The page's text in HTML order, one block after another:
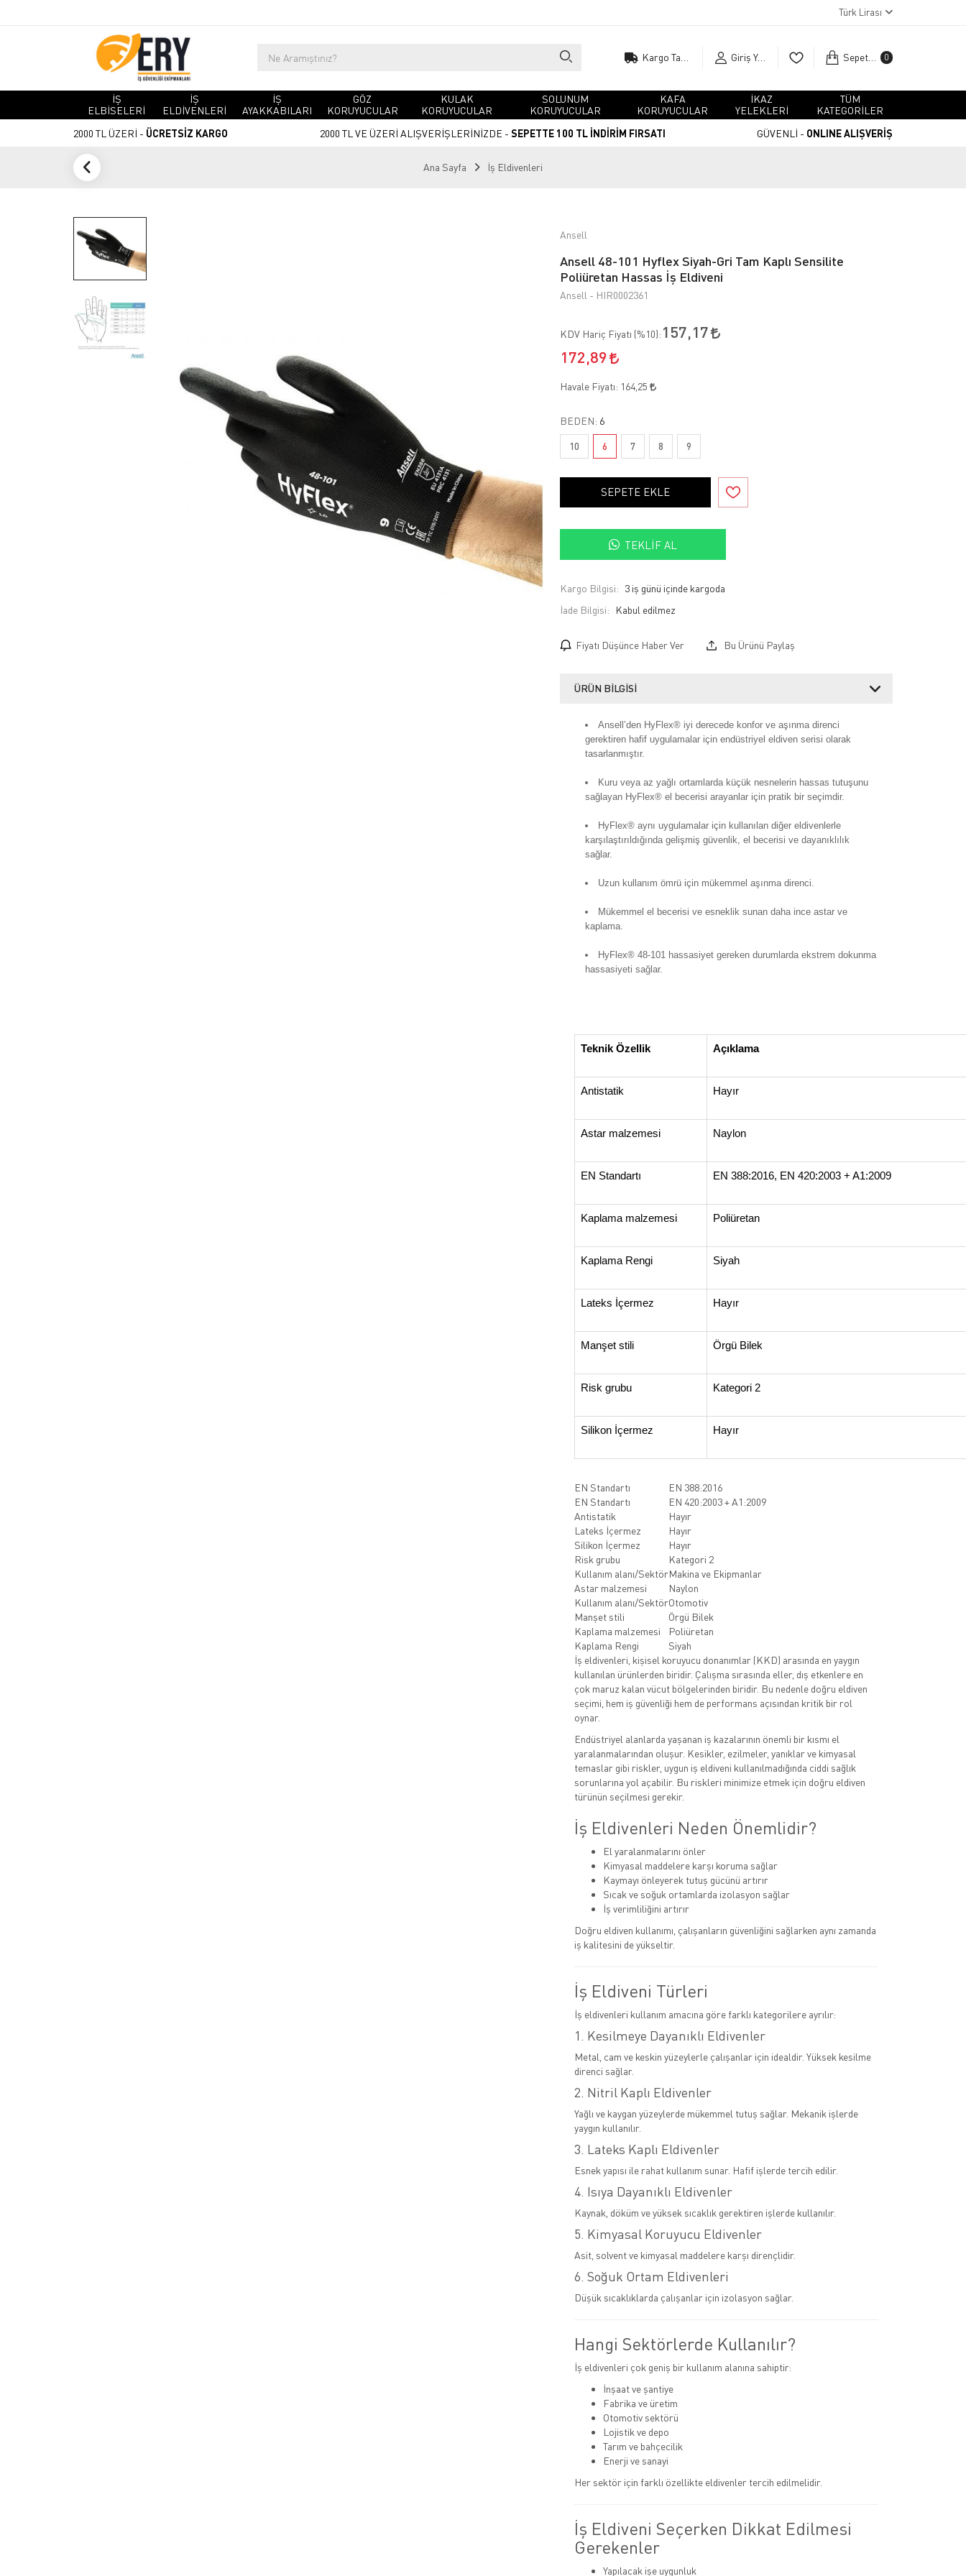
Türk Lirası
Giriş Yap Sepetim 0
İŞ
ELBİSELERİ
İŞ
ELDİVENLERİ
İŞ
AYAKKABILARI
GÖZ
KORUYUCULAR
KULAK
KORUYUCULAR
SOLUNUM
KORUYUCULAR
KAFA
KORUYUCULAR
İKAZ
YELEKLERİ
TÜM
KATEGORİLER
2000 TL ÜZERİ - ÜCRETSİZ KARGO 2000 TL VE ÜZERİ ALIŞVERİŞLERİNİZDE - SEPETTE 100 TL İNDİRİM FIRSATI GÜVENLİ - ONLINE ALIŞVERİŞ
Ana Sayfa İş Eldivenleri
Ansell
Ansell 48-101 Hyflex Siyah-Gri Tam Kaplı Sensilite
Poliüretan Hassas İş Eldiveni
Ansell - HIR0002361
KDV Hariç Fiyatı (%10): 157,17
172,89
Havale Fiyatı: 164,25
BEDEN: 6
10 6 7 8 9
SEPETE EKLE
TEKLIF AL
Kargo Bilgisi: 3 iş günü içinde kargoda
İade Bilgisi:
Fiyatı Düşünce Haber Ver Bu Ürünü Paylaş
ÜRÜN BILGISI
Ansell’den HyFlex® iyi derecede konfor ve aşınma direnci
gerektiren hafif uygulamalar için endüstriyel eldiven serisi olarak
tasarlanmıştır.
Kuru veya az yağlı ortamlarda küçük nesnelerin hassas tutuşunu
sağlayan HyFlex® el becerisi arayanlar için pratik bir seçimdir.
HyFlex® aynı uygulamalar için kullanılan diğer eldivenlerle
karşılaştırıldığında gelişmiş güvenlik, el becerisi ve dayanıklılık
sağlar.
Uzun kullanım ömrü için mükemmel aşınma direnci.
Mükemmel el becerisi ve esneklik sunan daha ince astar ve
kaplama.
HyFlex® 48-101 hassasiyet gereken durumlarda ekstrem dokunma
hassasiyeti sağlar.
Teknik Özellik Açıklama
Antistatik Hayır
Astar malzemesi Naylon
EN Standartı EN 388:2016, EN 420:2003 + A1:2009
Kaplama malzemesi Poliüretan
Kaplama Rengi Siyah
Lateks İçermez Hayır
Manşet stili Örgü Bilek
Risk grubu Kategori 2
Silikon İçermez Hayır
EN Standartı
EN 388:2016
EN Standartı
EN 420:2003 + A1:2009
Antistatik
Hayır
Lateks İçermez
Hayır
Silikon İçermez
Hayır
Risk grubu
Kategori 2
Kullanım alanı/SektörMakina ve Ekipmanlar
Astar malzemesi
Naylon
Kullanım alanı/SektörOtomotiv
Manşet stili
Örgü Bilek
Kaplama malzemesi
Poliüretan
Kaplama Rengi
Siyah
İş eldivenleri, kişisel koruyucu donanımlar (KKD) arasında en yaygın
kullanılan ürünlerden biridir. Çalışma sırasında eller, dış etkenlere en
çok maruz kalan vücut bölgelerinden biridir. Bu nedenle doğru eldiven
seçimi, hem iş güvenliği hem de performans açısından kritik bir rol
oynar.
Endüstriyel alanlarda yaşanan iş kazalarının önemli bir kısmı el
yaralanmalarından oluşur. Kesikler, ezilmeler, yanıklar ve kimyasal
temaslar gibi riskler, uygun iş eldiveni kullanılmadığında ciddi sağlık
sorunlarına yol açabilir. Bu riskleri minimize etmek için doğru eldiven
türünün seçilmesi gerekir.
İş Eldivenleri Neden Önemlidir?
El yaralanmalarını önler
Kimyasal maddelere karşı koruma sağlar
Kaymayı önleyerek tutuş gücünü artırır
Sıcak ve soğuk ortamlarda izolasyon sağlar
İş verimliliğini artırır
Doğru eldiven kullanımı, çalışanların güvenliğini sağlarken aynı zamanda
iş kalitesini de yükseltir.
İş Eldiveni Türleri
İş eldivenleri kullanım amacına göre farklı kategorilere ayrılır:
1. Kesilmeye Dayanıklı Eldivenler
Metal, cam ve keskin yüzeylerle çalışanlar için idealdir. Yüksek kesilme
direnci sağlar.
2. Nitril Kaplı Eldivenler
Yağlı ve kaygan yüzeylerde mükemmel tutuş sağlar. Mekanik işlerde
yaygın kullanılır.
3. Lateks Kaplı Eldivenler
Esnek yapısı ile rahat kullanım sunar. Hafif işlerde tercih edilir.
4. Isıya Dayanıklı Eldivenler
Kaynak, döküm ve yüksek sıcaklık gerektiren işlerde kullanılır.
5. Kimyasal Koruyucu Eldivenler
Asit, solvent ve kimyasal maddelere karşı dirençlidir.
6. Soğuk Ortam Eldivenleri
Düşük sıcaklıklarda çalışanlar için izolasyon sağlar.
Hangi Sektörlerde Kullanılır?
İş eldivenleri çok geniş bir kullanım alanına sahiptir:
İnşaat ve şantiye
Fabrika ve üretim
Otomotiv sektörü
Lojistik ve depo
Tarım ve bahçecilik
Enerji ve sanayi
Her sektör için farklı özellikte eldivenler tercih edilmelidir.
İş Eldiveni Seçerken Dikkat Edilmesi
Gerekenler
Yapılacak işe uygunluk